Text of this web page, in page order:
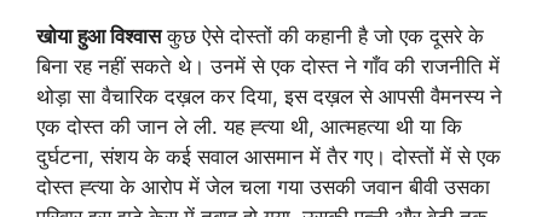
खोया हुआ विश्वासकुछ ऐसे दोस्तों की कहानी है जो एक दूसरे के
बिना रह नहीं सकते थे। उनमें से एक दोस्त ने गाँव की राजनीति में
थोड़ा सा वैचारिक दख़ल कर दिया, इस दख़ल से आपसी वैमनस्य ने
एक दोस्त की जान ले ली. यह ह्त्या थी, आत्महत्या थी या कि
दुर्घटना, संशय के कई सवाल आसमान में तैर गए। दोस्तों में से एक
दोस्त ह्त्या के आरोप में जेल चला गया उसकी जवान बीवी उसका